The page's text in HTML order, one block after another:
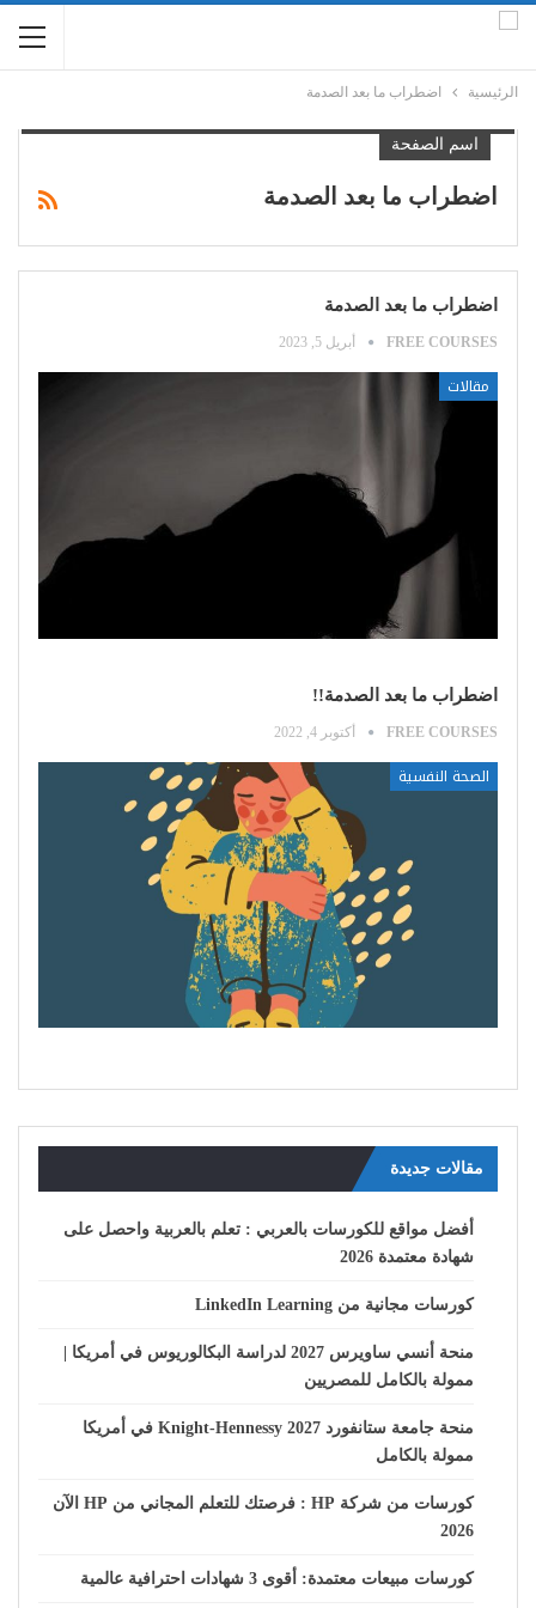
الرئيسية اضطراب ما بعد الصدمة
اسم الصفحة
اضطراب ما بعد الصدمة
اضطراب ما بعد الصدمة
FREE COURSES أبريل 5, 2023
مقالات
اضطراب ما بعد الصدمة!!
FREE COURSES أكتوبر 4, 2022
الصحة النفسية
مقالات جديدة
أفضل مواقع للكورسات بالعربي : تعلم بالعربية واحصل على
شهادة معتمدة 2026
كورسات مجانية من LinkedIn Learning
منحة أنسي ساويرس 2027 لدراسة البكالوريوس في أمريكا |
ممولة بالكامل للمصريين
منحة جامعة ستانفورد Knight-Hennessy 2027 في أمريكا
ممولة بالكامل
كورسات من شركة HP : فرصتك للتعلم المجاني من HP الآن
2026
كورسات مبيعات معتمدة: أقوى 3 شهادات احترافية عالمية